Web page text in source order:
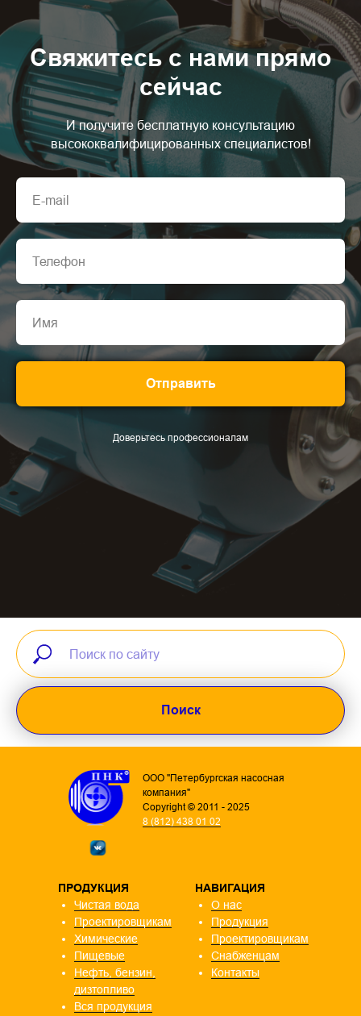
Свяжитесь с нами прямо
сейчас
И получите бесплатную консультацию
высококвалифицированных специалистов!
Отправить
Доверьтесь профессионалам
Поиск
НАВИГАЦИЯ
О нас
Продукция
Проектировщикам
Снабженцам
Контакты
ПРОДУКЦИЯ
Чистая вода
Проектировщикам
Химические
Пищевые
Нефть, бензин,
дизтопливо
Вся продукция
ООО "Петербургская насосная
компания"
Copyright © 2011 - 2025
8 (812) 438 01 02